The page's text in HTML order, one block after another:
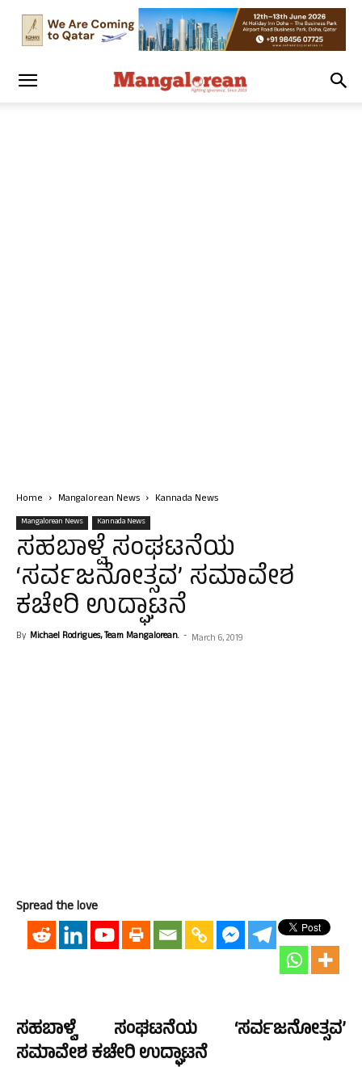
Home Mangalorean News Kannada News
Mangalorean News Kannada News
ಸಹಬಾಳ್ವೆ ಸಂಘಟನೆಯ
‘ಸರ್ವಜನೋತ್ಸವ’ ಸಮಾವೇಶ
ಕಚೇರಿ ಉದ್ಘಾಟನೆ
By Michael Rodrigues, Team Mangalorean. - March 6, 2019
Spread the love
ಸಹಬಾಳ್ವೆ ಸಂಘಟನೆಯ ‘ಸರ್ವಜನೋತ್ಸವ’
ಸಮಾವೇಶ ಕಚೇರಿ ಉದ್ಘಾಟನೆ